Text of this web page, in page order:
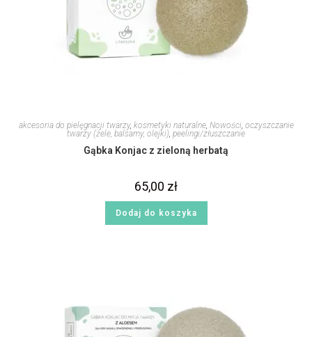
akcesoria do pielęgnacji twarzy, kosmetyki naturalne, Nowości, oczyszczanie
twarzy (żele, balsamy, olejki) peelingi/złuszczanie
Gąbka Konjac z zieloną herbatą
65,00 zł
Dodaj do koszyka